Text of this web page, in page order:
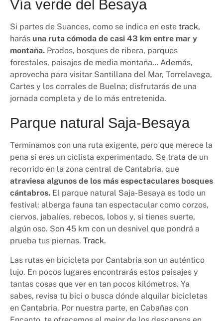
Vía verde del Besaya
Si partes de Suances, como se indica en este track,
harás una ruta cómoda de casi 43 km entre mar y
montaña. Prados, bosques de ribera, parques
forestales, paisajes de media montaña… Además,
aprovecha para visitar Santillana del Mar, Torrelavega,
Cartes y los corrales de Buelna; disfrutarás de una
jornada completa y de lo más entretenida.
Parque natural Saja-Besaya
Terminamos con una ruta exigente, pero que merece la
pena si eres un ciclista experimentado. Se trata de un
recorrido en la zona central de Cantabria, que
atraviesa algunos de los más espectaculares bosques
cántabros. El parque natural Saja-Besaya es todo un
festival: alberga fauna tan espectacular como corzos,
ciervos, jabalíes, rebecos, lobos y, si tienes suerte,
algún oso. Son 45 km con un desnivel que pondrá a
prueba tus piernas. Track.
Las rutas en bicicleta por Cantabria son un auténtico
lujo. En pocos lugares encontrarás estos paisajes y
tantas cosas que ver en tan pocos kilómetros. Ya
sabes, revisa tu bici o busca dónde alquilar bicicletas
en Cantabria. Por nuestra parte, en Cabañas con